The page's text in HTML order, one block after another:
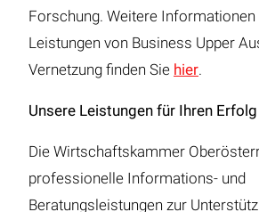
Forschung. Weitere Informationen
Leistungen von Business Upper
Vernetzung finden Sie hier.
Unsere Leistungen für Ihren Erfolg
Die Wirtschaftskammer
professionelle Informations- und
Beratungsleistungen zur